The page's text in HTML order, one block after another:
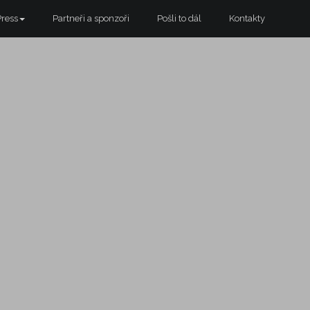
Partneři a sponzoři Pošli to dál Kontakty